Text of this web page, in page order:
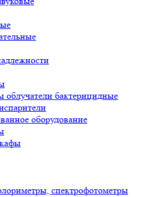
облучатели бактерицидные
оборудование
спектрофотометры